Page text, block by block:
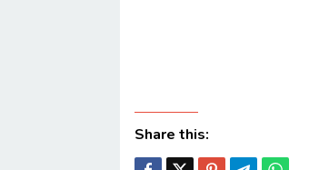
Share this: